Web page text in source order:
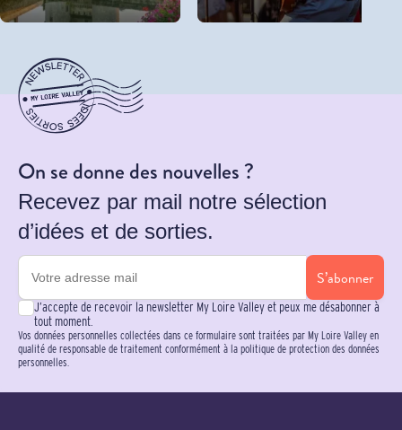
On se donne des nouvelles ?
Recevez par mail notre sélection
d’idées et de sorties.
S’abonner
J’accepte de recevoir la newsletter My Loire Valley et peux me désabonner à
tout moment.
Vos données personnelles collectées dans ce formulaire sont traitées par My Loire Valley en
qualité de responsable de traitement conformément à la politique de protection des données
personnelles.